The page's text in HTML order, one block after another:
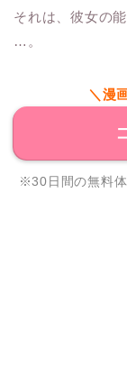
それは、彼女の
…。
＼漫
※30日間の無料